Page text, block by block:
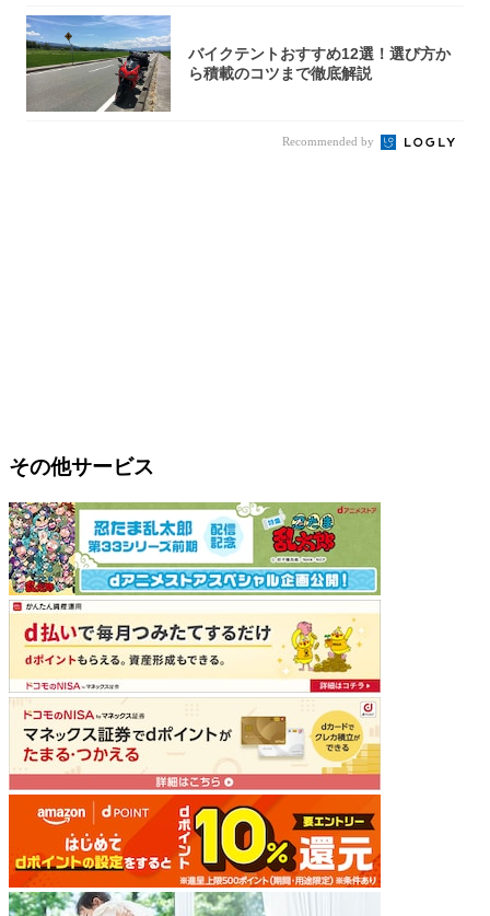
バイクテントおすすめ12選！選び方か
ら積載のコツまで徹底解説
Recommended by
その他サービス